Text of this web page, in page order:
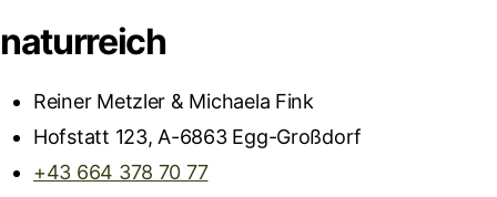
naturreich
Reiner Metzler & Michaela Fink
Hofstatt 123, A-6863 Egg-Großdorf
+43 664 378 70 77